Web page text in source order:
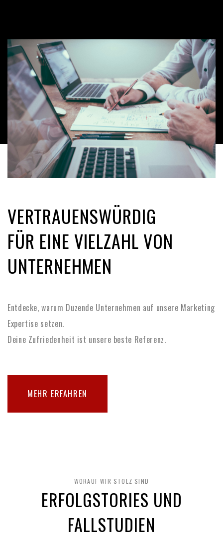
VERTRAUENSWÜRDIG
FÜR EINE VIELZAHL VON
UNTERNEHMEN
Entdecke, warum Duzende Unternehmen auf unsere Marketing
Expertise setzen.
Deine Zufriedenheit ist unsere beste Referenz.
MEHR ERFAHREN
WORAUF WIR STOLZ SIND
ERFOLGSTORIES UND
FALLSTUDIEN